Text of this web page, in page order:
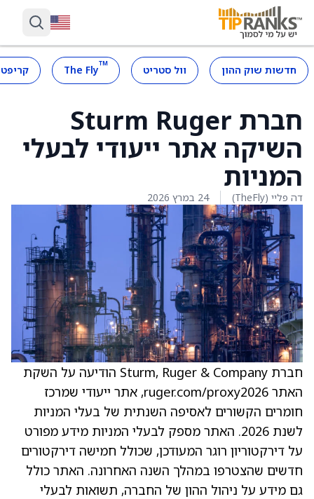
חדשות שוק ההון וול סטריט ™
The Fly
חברת Sturm Ruger
השיקה אתר ייעודי לבעלי
המניות
דה פליי (TheFly) 24 במרץ 2026
חברת Sturm, Ruger & Company הודיעה על השקת
האתר ruger.com/proxy2026, אתר ייעודי שמרכז
חומרים הקשורים לאסיפה השנתית של בעלי המניות
לשנת 2026. האתר מספק לבעלי המניות מידע מפורט
על דירקטוריון רוגר המעודכן, שכולל חמישה דירקטורים
חדשים שהצטרפו במהלך השנה האחרונה. האתר כולל
גם מידע על ניהול ההון של החברה, תשואות לבעלי